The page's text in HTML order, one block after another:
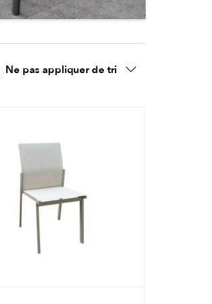
Ne pas appliquer de tri